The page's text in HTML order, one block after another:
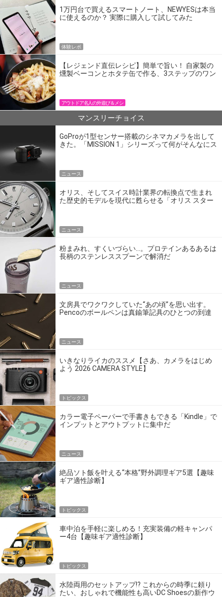
1万円台で買えるスマートノート、NEWYESは本当
に使えるのか？ 実際に購入して試してみた
体験レポ
【レジェンド直伝レシピ】簡単で旨い！ 自家製の
燻製ベーコンとホタテ缶で作る、3ステップのワン
アウトドア名人の外遊び＆メシ
マンスリーチョイス
GoProが1型センサー搭載のシネマカメラを出して
きた。「MISSION 1」シリーズって何がそんなにス
ニュース
オリス、そしてスイス時計業界の転換点で生まれ
た歴史的モデルを現代に甦らせる「オリス スター
ニュース
粉まみれ、すくいづらい…。プロテインあるあるは
長柄のステンレススプーンで解消だ
ニュース
文房具でワクワクしていた“あの頃”を思い出す。
Pencoのボールペンは真鍮筆記具のひとつの到達
ニュース
いきなりライカのススメ【さあ、カメラをはじめ
よう 2026 CAMERA STYLE】
トピックス
カラー電子ペーパーで手書きもできる「Kindle」で
インプットとアウトプットに集中だ
ニュース
絶品ソト飯を叶える“本格”野外調理ギア5選【趣味
ギア適性診断】
トピックス
車中泊を手軽に楽しめる！充実装備の軽キャンパ
ー4台【趣味ギア適性診断】
トピックス
水陸両用のセットアップ!? これからの時季に頼り
たい、おしゃれで機能性も高いDC Shoesの新作ウ